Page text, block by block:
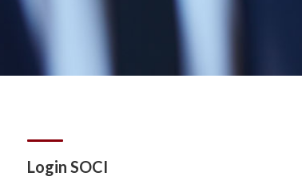
Login SOCI